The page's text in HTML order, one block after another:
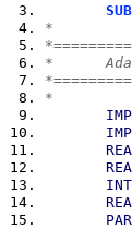
*
*
*